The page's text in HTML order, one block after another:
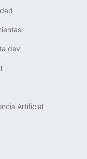
dev
Artificial